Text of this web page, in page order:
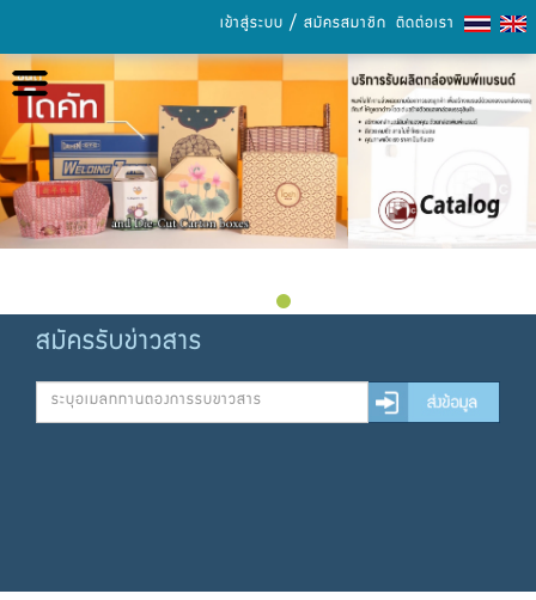
เข้าสู่ระบบ / สมัครสมาชิก ติดต่อเรา
หน้าหลัก
เกี่ยวกับเรา
เลือกซื้อสินค้า
แคตตาล็อก
สมัครรับข่าวสาร